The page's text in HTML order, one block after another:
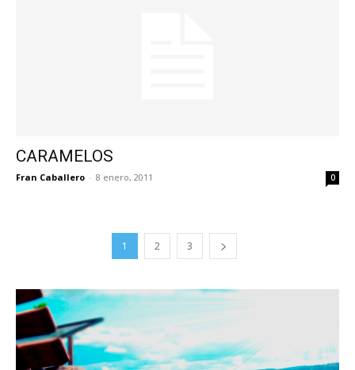
CARAMELOS
Fran Caballero - 8 enero, 2011 0
1 2 3